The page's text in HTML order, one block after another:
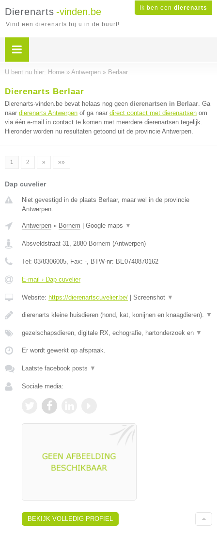
Ik ben een dierenarts
Dierenarts -vinden.be
Vind een dierenarts bij u in de buurt!
U bent nu hier: Home » Antwerpen » Berlaar
Dierenarts Berlaar
Dierenarts-vinden.be bevat helaas nog geen dierenartsen in Berlaar. Ga
naar dierenarts Antwerpen of ga naar direct contact met dierenartsen om
via één e-mail in contact te komen met meerdere dierenartsen tegelijk.
Hieronder worden nu resultaten getoond uit de provincie Antwerpen.
1 2 » »»
Dap cuvelier
Niet gevestigd in de plaats Berlaar, maar wel in de provincie
Antwerpen.
Antwerpen » Bornem Google maps ▼
Absveldstraat 31, 2880 Bornem (Antwerpen)
Tel: 03/8306005, Fax: -, BTW-nr: BE0740870162
E-mail › Dap cuvelier
Website: https://dierenartscuvelier.be/ Screenshot ▼
dierenarts kleine huisdieren (hond, kat, konijnen en knaagdieren). ▼
gezelschapsdieren, digitale RX, echografie, hartonderzoek en ▼
Er wordt gewerkt op afspraak.
Laatste facebook posts ▼
Sociale media:
BEKIJK VOLLEDIG PROFIEL